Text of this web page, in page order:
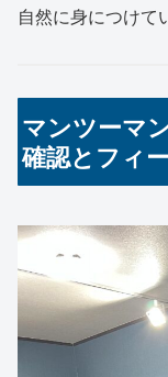
自然に身につけて
マンツーマ
確認とフィ